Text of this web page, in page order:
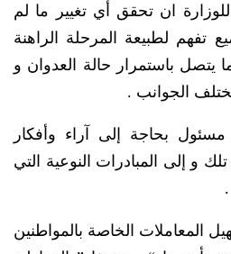
ان تحقق أي تغيير ما لم
تفهم لطبيعة المرحلة الراهنة
يتصل باستمرار حالة العدوان و
الجوانب .
بحاجة إلى آراء وأفكار
و إلى المبادرات النوعية التي
المعاملات الخاصة بالمواطنين